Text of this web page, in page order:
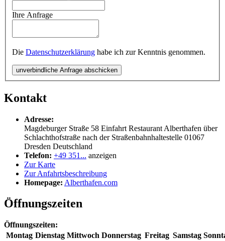
Ihre Anfrage
Die Datenschutzerklärung habe ich zur Kenntnis genommen.
unverbindliche Anfrage abschicken
Kontakt
Adresse:
Magdeburger Straße 58 Einfahrt Restaurant Alberthafen über
Schlachthofstraße nach der Straßenbahnhaltestelle 01067
Dresden Deutschland
Telefon: +49 351... anzeigen
Zur Karte
Zur Anfahrtsbeschreibung
Homepage: Alberthafen.com
Öffnungszeiten
Öffnungszeiten:
Montag Dienstag Mittwoch Donnerstag Freitag Samstag